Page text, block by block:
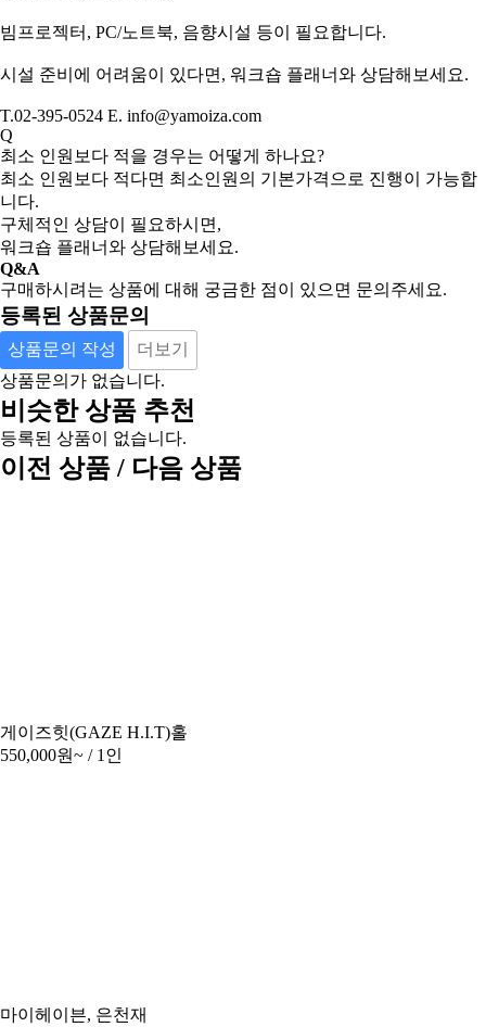
빔프로젝터, PC/노트북, 음향시설 등이 필요합니다.
시설 준비에 어려움이 있다면, 워크숍 플래너와 상담해보세요.
T.02-395-0524 E. info@yamoiza.com
Q
최소 인원보다 적을 경우는 어떻게 하나요?
최소 인원보다 적다면 최소인원의 기본가격으로 진행이 가능합
니다.
구체적인 상담이 필요하시면,
워크숍 플래너와 상담해보세요.
Q&A
구매하시려는 상품에 대해 궁금한 점이 있으면 문의주세요.
등록된 상품문의
상품문의 작성
더보기
상품문의가 없습니다.
비슷한 상품 추천
등록된 상품이 없습니다.
이전 상품 / 다음 상품
게이즈힛(GAZE H.I.T)홀
550,000원~ / 1인
마이헤이븐, 은천재